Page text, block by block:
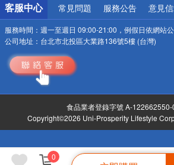
0
客服中心 常見問題 服務公告 意見
服務時間： 週一至週日 09:00-21:00，例假日依網站
公司地址： 台北市北投區大業路136號5樓 (台灣)
食品業者登錄字號 A-
Copyright©2026 Uni-Prosperity Lifestyle